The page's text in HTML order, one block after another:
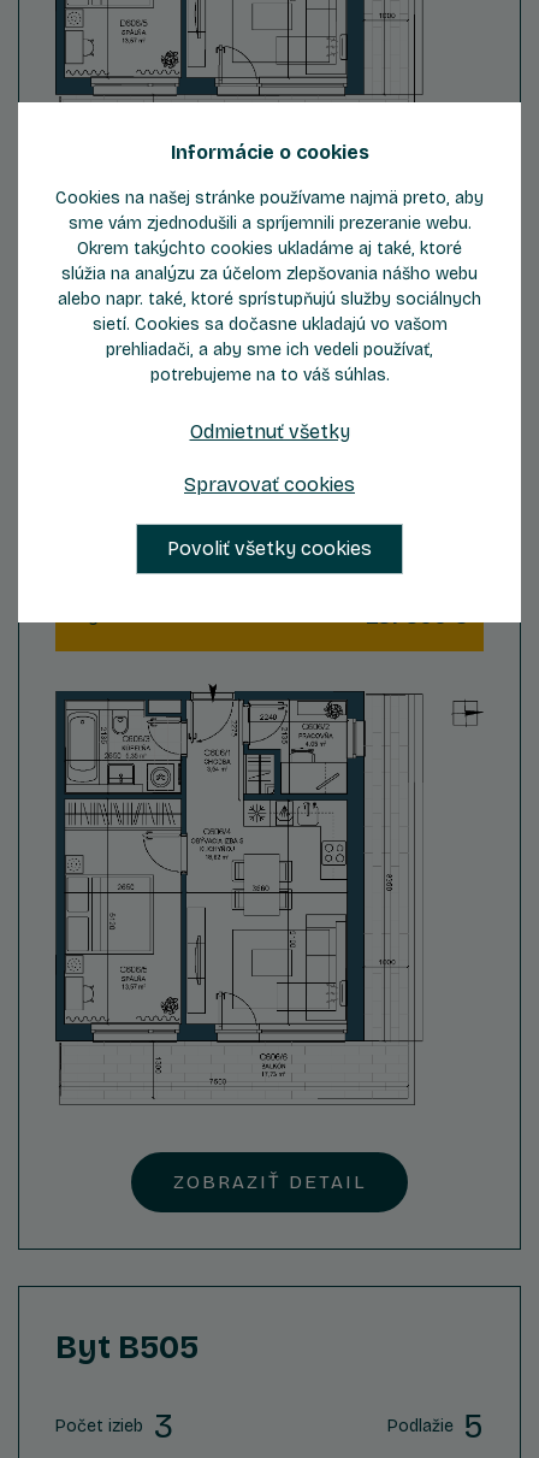
ZOBRAZIŤ DETAIL
2.5
Celková plocha
Zvýhodnená cena s DPH 237 300 €
ZOBRAZIŤ DETAIL
Byt B505
Počet izieb 3 Podlažie 5
Informácie o cookies
Cookies na našej stránke používame najmä preto, aby
sme vám zjednodušili a spríjemnili prezeranie webu.
Okrem takýchto cookies ukladáme aj také, ktoré
slúžia na analýzu za účelom zlepšovania nášho webu
alebo napr. také, ktoré sprístupňujú služby sociálnych
sietí. Cookies sa dočasne ukladajú vo vašom
prehliadači, a aby sme ich vedeli používať,
potrebujeme na to váš súhlas.
Odmietnuť všetky
Spravovať cookies
Povoliť všetky cookies